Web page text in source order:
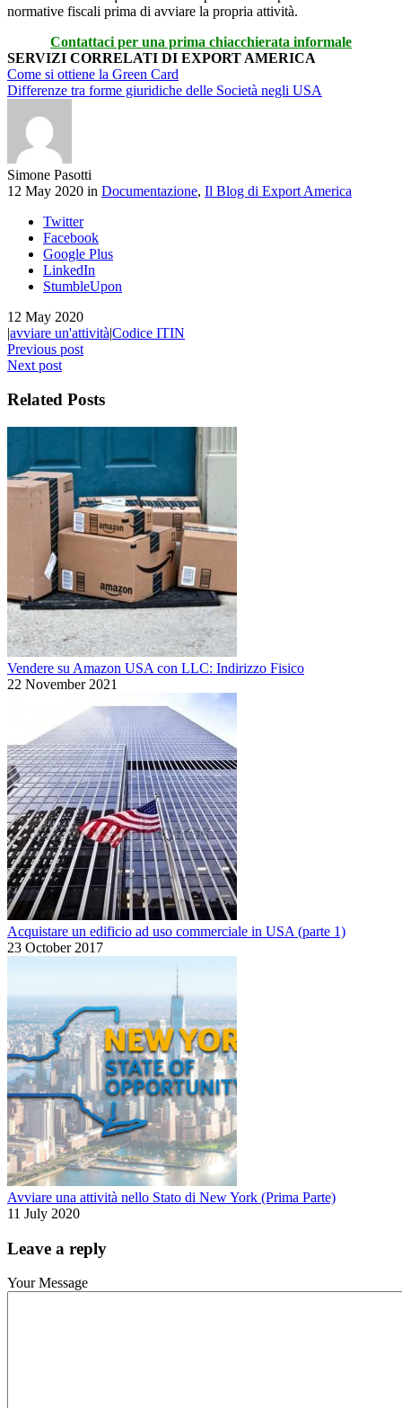
normative fiscali prima di avviare la propria attività.
Contattaci per una prima chiacchierata informale
SERVIZI CORRELATI DI EXPORT AMERICA
Come si ottiene la Green Card
Differenze tra forme giuridiche delle Società negli USA
Simone Pasotti
12 May 2020 in Documentazione, Il Blog di Export America
Twitter
Facebook
Google Plus
LinkedIn
StumbleUpon
12 May 2020
|avviare un'attività|Codice ITIN
Previous post
Next post
Related Posts
Vendere su Amazon USA con LLC: Indirizzo Fisico
22 November 2021
Acquistare un edificio ad uso commerciale in USA (parte 1)
23 October 2017
Avviare una attività nello Stato di New York (Prima Parte)
11 July 2020
Leave a reply
Your Message